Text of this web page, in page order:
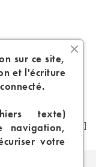
sur ce site,
et l'écriture
texte)
navigation,
votre